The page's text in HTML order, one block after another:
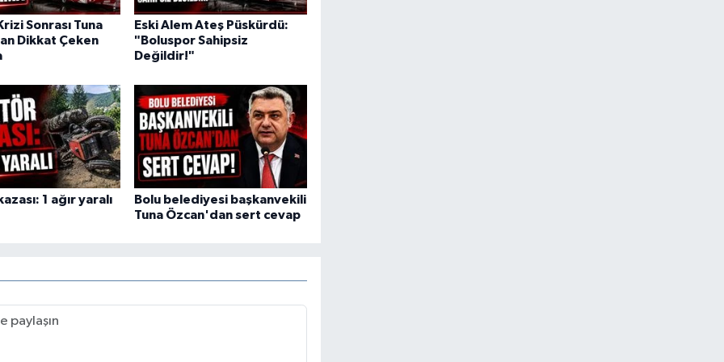
Sonrası Tuna
Dikkat Çeken
Eski Alem Ateş Püskürdü:
"Boluspor Sahipsiz
Değildir!"
1 ağır yaralı
Bolu belediyesi başkanvekili
Tuna Özcan'dan sert cevap